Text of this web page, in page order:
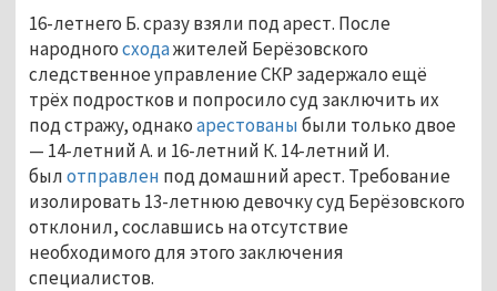
16-летнего Б. сразу взяли под арест. После
народногосходажителей Берёзовского
следственное управление СКР задержало ещё
трёх подростков и попросило суд заключить их
под стражу, однакоарестованыбыли только двое
— 14-летний А. и 16-летний К. 14-летний И.
былотправлен под домашний арест. Требование
изолировать 13-летнюю девочку суд Берёзовского
отклонил, сославшись на отсутствие
необходимого для этого заключения
специалистов.